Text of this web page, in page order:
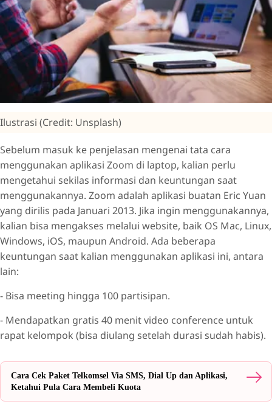
Ilustrasi (Credit: Unsplash)
Sebelum masuk ke penjelasan mengenai tata cara
menggunakan aplikasi Zoom di laptop, kalian perlu
mengetahui sekilas informasi dan keuntungan saat
menggunakannya. Zoom adalah aplikasi buatan Eric Yuan
yang dirilis pada Januari 2013. Jika ingin menggunakannya,
kalian bisa mengakses melalui website, baik OS Mac, Linux,
Windows, iOS, maupun Android. Ada beberapa
keuntungan saat kalian menggunakan aplikasi ini, antara
lain:
- Bisa meeting hingga 100 partisipan.
- Mendapatkan gratis 40 menit video conference untuk
rapat kelompok (bisa diulang setelah durasi sudah habis).
Cara Cek Paket Telkomsel Via SMS, Dial Up dan Aplikasi,
Ketahui Pula Cara Membeli Kuota